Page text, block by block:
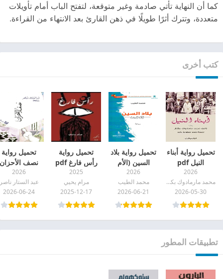
كما أن النهاية تأتي صادمة وغير متوقعة، لتفتح الباب أمام تأويلات
متعددة، وتترك أثرًا طويلًا في ذهن القارئ بعد الانتهاء من القراءة.
كتب أخرى
تحميل رواية أبناء
النيل pdf
2026
محمد مارمادوك بكتال
2026-05-30
تحميل رواية بلاد
السين (الأم
الرؤوم) pdf
2026
محمد الطيب
2026-06-21
تحميل رواية
رأس فارغ pdf
2025
مرام يحيي
2025-12-17
تحميل رواية
نصف الأحزان
pdf
2026
عبد الستار
2026-06-24
تطبيقات المطور